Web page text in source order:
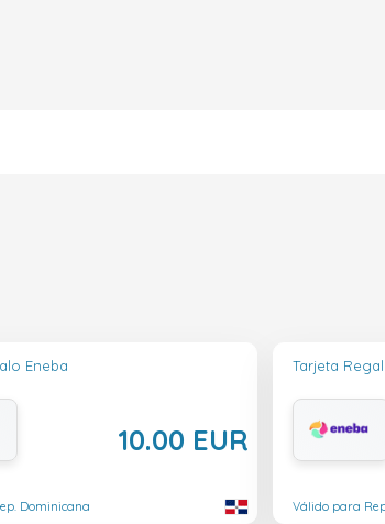
Eneba
10.00 EUR
Dominicana
Tarjeta
Válido para